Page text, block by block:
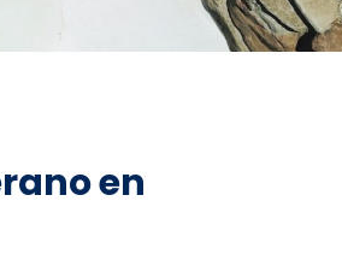
en